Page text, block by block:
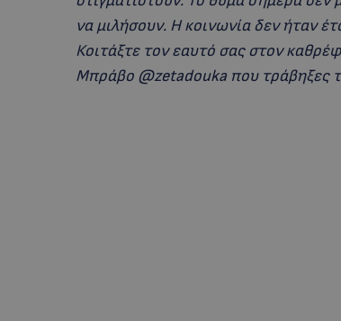
να μιλήσουν. Η κοινωνία δεν ήταν
Κοιτάξτε τον εαυτό σας στον
Μπράβο @zetadouka που τράβηξες